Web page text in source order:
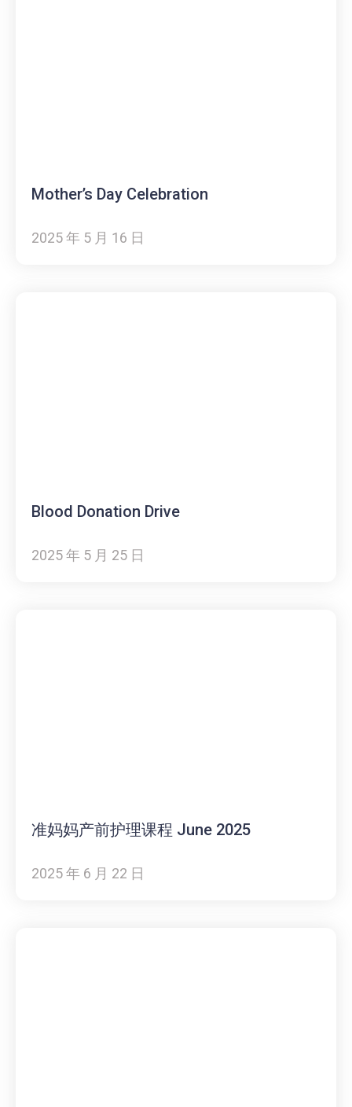
Mother’s Day Celebration
2025 年 5 月 16 日
Blood Donation Drive
2025 年 5 月 25 日
准妈妈产前护理课程 June 2025
2025 年 6 月 22 日